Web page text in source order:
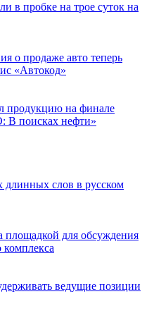
в пробке на трое суток на
о продаже авто теперь
«Автокод»
продукцию на финале
В поисках нефти»
длинных слов в русском
площадкой для обсуждения
ведущие позиции